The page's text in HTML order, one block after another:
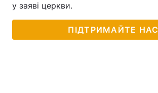
у заяві церкви.
ПІДТРИМАЙТЕ НАС